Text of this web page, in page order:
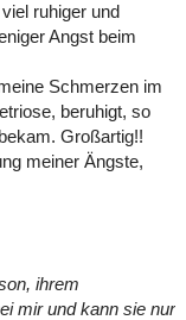
ruhiger und
Angst beim
Schmerzen im
beruhigt, so
Großartig!!
meiner Ängste,
ihrem
mir und kann sie nur